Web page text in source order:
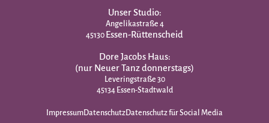
Unser Studio:
Angelikastraße 4
45130 Essen-Rüttenscheid
Dore Jacobs Haus:
(nur Neuer Tanz donnerstags)
Leveringstraße 30
45134 Essen-Stadtwald
ImpressumDatenschutzDatenschutz für Social Media